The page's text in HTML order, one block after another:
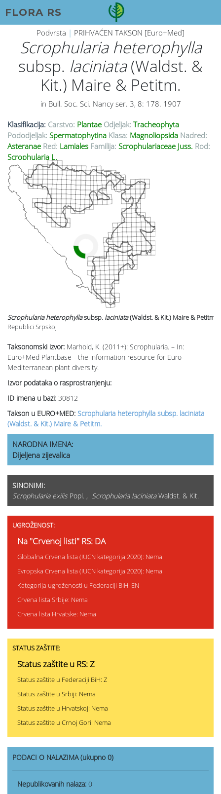
FLORA RS
Podvrsta | PRIHVAĆEN TAKSON [Euro+Med]
Scrophularia heterophylla
subsp. laciniata(Waldst. &
Kit.) Maire & Petitm.
in Bull. Soc. Sci. Nancy ser. 3, 8: 178. 1907
Klasifikacija: Carstvo: Plantae Odjeljak: Tracheophyta
Pododjeljak: Spermatophytina Klasa: Magnoliopsida Nadred:
Asteranae Red: Lamiales Familija: Scrophulariaceae Juss. Rod:
Scrophularia L.
Taksonomski izvor: Marhold, K. (2011+): Scrophularia. – In:
Euro+Med Plantbase - the information resource for Euro-
Mediterranean plant diversity.
Izvor podataka o rasprostranjenju:
ID imena u bazi: 30812
Takson u EURO+MED: Scrophularia heterophylla subsp. laciniata
(Waldst. & Kit.) Maire & Petitm.
Scrophularia heterophyllasubsp. laciniata(Waldst. & Kit.) Maire & Petitm.
Republici Srpskoj
NARODNA IMENA:
Dijeljena zijevalica
SINONIMI:
Scrophularia exilis Popl. , Scrophularia laciniataWaldst. & Kit.
UGROŽENOST:
Na "Crvenoj listi" RS: DA
Globalna Crvena lista (IUCN kategorija 2020): Nema
Evropska Crvena lista (IUCN kategorija 2020): Nema
Kategorija ugroženosti u Federaciji BiH: EN
Crvena lista Srbije: Nema
Crvena lista Hrvatske: Nema
STATUS ZAŠTITE:
Status zaštite u RS: Z
Status zaštite u Federaciji BiH: Z
Status zaštite u Srbiji: Nema
Status zaštite u Hrvatskoj: Nema
Status zaštite u Crnoj Gori: Nema
PODACI O NALAZIMA (ukupno 0)
Nepublikovanih nalaza: 0